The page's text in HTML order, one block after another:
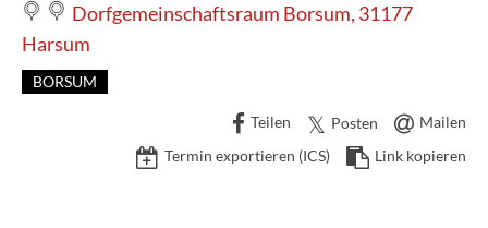
Dorfgemeinschaftsraum Borsum, 31177
Harsum
BORSUM
Teilen Posten
Mailen
Termin exportieren (ICS)
Link kopieren